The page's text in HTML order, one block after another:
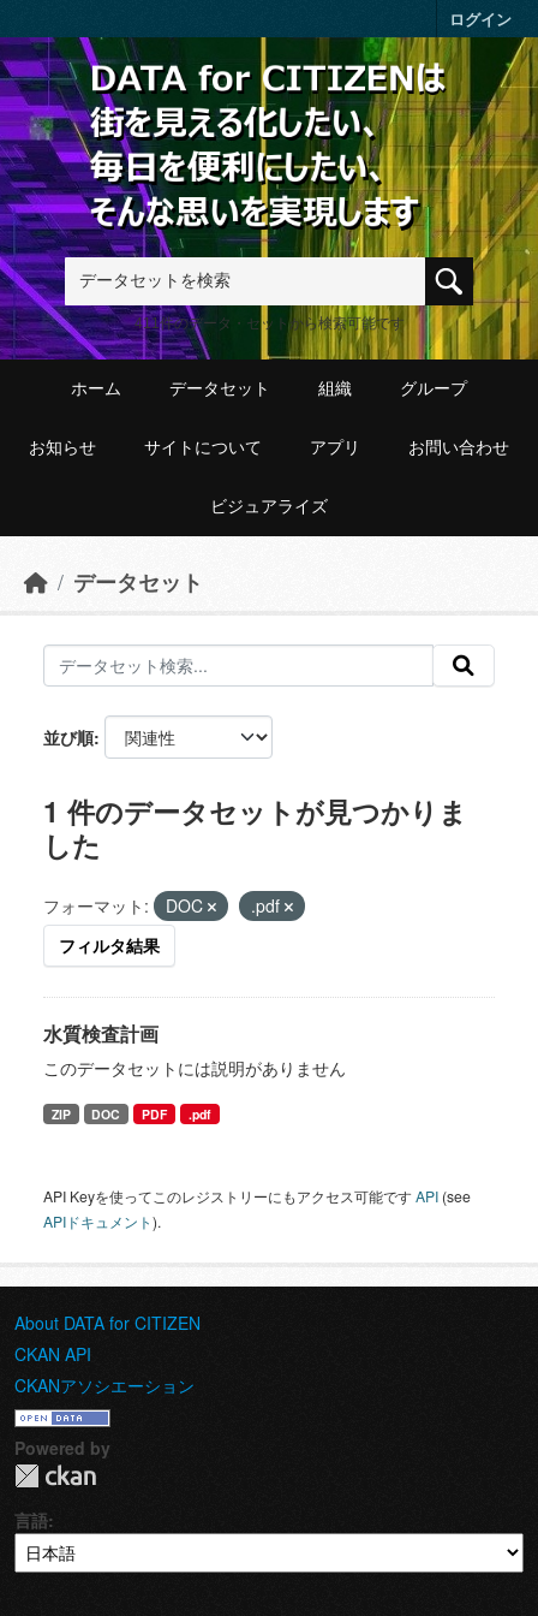
ログイン
411件のデータ・セットから検索可能です
ホーム データセット 組織 グループ
お知らせ サイトについて アプリ お問い合わせ
ビジュアライズ
データセット
並び順
1 件のデータセットが見つかりま
した
フォーマット: DOC
.pdf
フィルタ結果
水質検査計画
このデータセットには説明がありません
ZIP DOC PDF .pdf
API Keyを使ってこのレジストリーにもアクセス可能ですAPI (see
APIドキュメント).
About DATA for CITIZEN
CKAN API
CKANアソシエーション
Powered by
言語